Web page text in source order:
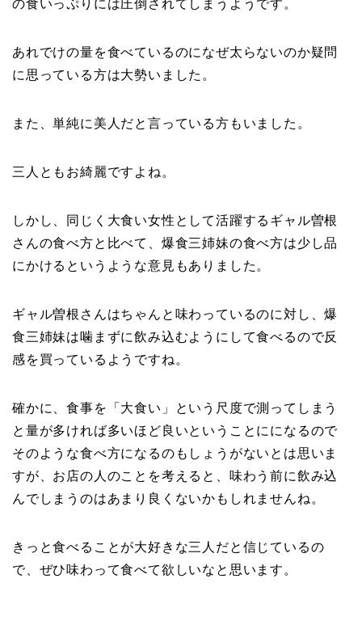
の食いっぷりには圧倒されてしまうようです。
あれでけの量を食べているのになぜ太らないのか疑問
に思っている方は大勢いました。
また、単純に美人だと言っている方もいました。
三人ともお綺麗ですよね。
しかし、同じく大食い女性として活躍するギャル曽根
さんの食べ方と比べて、爆食三姉妹の食べ方は少し品
にかけるというような意見もありました。
ギャル曽根さんはちゃんと味わっているのに対し、爆
食三姉妹は噛まずに飲み込むようにして食べるので反
感を買っているようですね。
確かに、食事を「大食い」という尺度で測ってしまう
と量が多ければ多いほど良いということにになるので
そのような食べ方になるのもしょうがないとは思いま
すが、お店の人のことを考えると、味わう前に飲み込
んでしまうのはあまり良くないかもしれませんね。
きっと食べることが大好きな三人だと信じているの
で、ぜひ味わって食べて欲しいなと思います。